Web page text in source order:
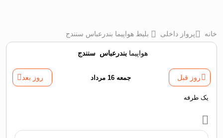
خانه پرواز داخلی بلیط هواپیما بندرعباس سنندج
هواپیمابندرعباس ‌سنندج
روز قبل جمعه 16 مرداد روز بعد
یک طرفه